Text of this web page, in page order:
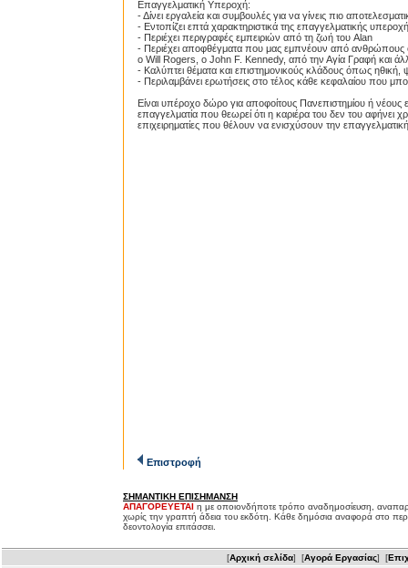
Επαγγελματική Υπεροχή:
- Δίνει εργαλεία και συμβουλές για να γίνεις πιο
- Εντοπίζει επτά χαρακτηριστικά της επαγγελματικής
- Περιέχει περιγραφές εμπειριών από τη ζωή του Alan
- Περιέχει αποφθέγματα που μας εμπνέουν από
ο Will Rogers, ο John F. Kennedy, από την Αγία Γραφή και
- Καλύπτει θέματα και επιστημονικούς κλάδους όπως ηθική,
- Περιλαμβάνει ερωτήσεις στο τέλος κάθε κεφαλαίου που
Είναι υπέροχο δώρο για αποφοίτους Πανεπιστημίου ή νέους
επαγγελματία που θεωρεί ότι η καριέρα του δεν του αφήνει
επιχειρηματίες που θέλουν να ενισχύσουν την
Επιστροφή
ΣΗΜΑΝΤΙΚΗ ΕΠΙΣΗΜΑΝΣΗ
ΑΠΑΓΟΡΕΥΕΤΑΙ η με οποιονδήποτε τρόπο αναδημοσίευση,
χωρίς την γραπτή άδεια του εκδότη. Κάθε δημόσια αναφορά στο
δεοντολογία επιτάσσει.
[Αρχική σελίδα] [Αγορά Εργασίας] [